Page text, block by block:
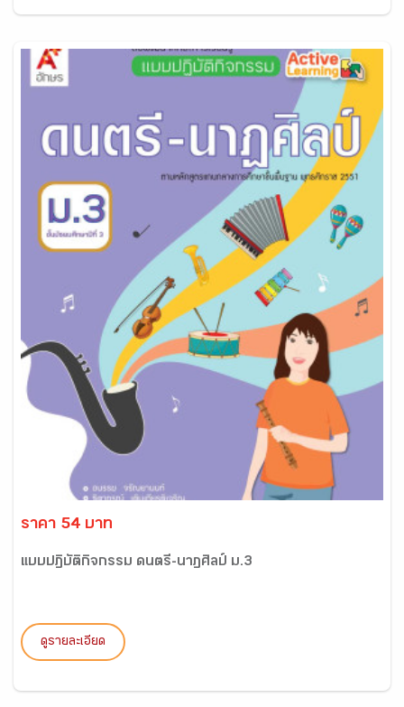
ราคา 54 บาท
แบบปฏิบัติกิจกรรม ดนตรี-นาฏศิลป์ ม.3
ดูรายละเอียด